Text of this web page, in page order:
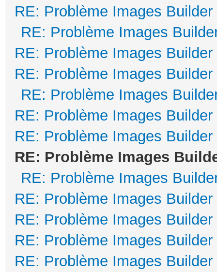
RE: Problème Images Builder
RE: Problème Images
RE: Problème Images Builder
RE: Problème Images Builder
RE: Problème Images
RE: Problème Images Builder
RE: Problème Images Builder
RE: Problème Images
RE: Problème Images
RE: Problème Images Builder
RE: Problème Images Builder
RE: Problème Images Builder
RE: Problème Images Builder